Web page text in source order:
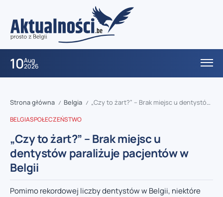
10Aug
2026
Strona główna / Belgia / „Czy to żart?” – Brak miejsc u dentystów paraliżuje pacjentów w Belgii
BELGIASPOŁECZEŃSTWO
„Czy to żart?” – Brak miejsc u
dentystów paraliżuje pacjentów w
Belgii
Pomimo rekordowej liczby dentystów w Belgii, niektóre